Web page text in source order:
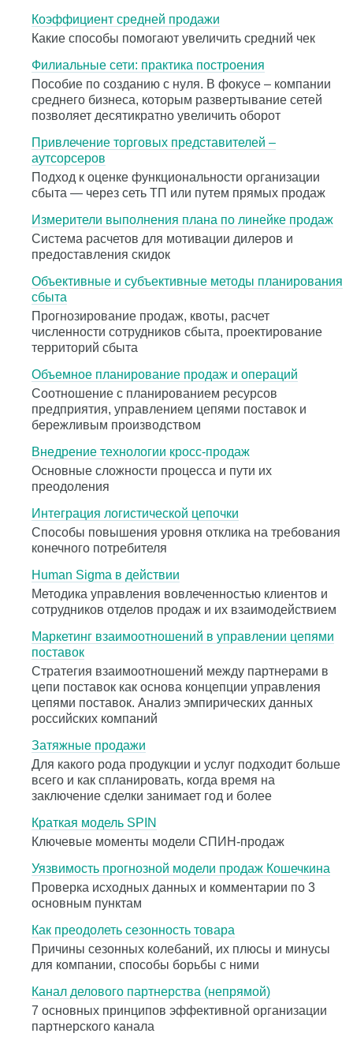
Коэффициент средней продажи
Какие способы помогают увеличить средний чек
Филиальные сети: практика построения
Пособие по созданию с нуля. В фокусе – компании
среднего бизнеса, которым развертывание сетей
позволяет десятикратно увеличить оборот
Привлечение торговых представителей –
аутсорсеров
Подход к оценке функциональности организации
сбыта — через сеть ТП или путем прямых продаж
Измерители выполнения плана по линейке продаж
Система расчетов для мотивации дилеров и
предоставления скидок
Объективные и субъективные методы планирования
сбыта
Прогнозирование продаж, квоты, расчет
численности сотрудников сбыта, проектирование
территорий сбыта
Объемное планирование продаж и операций
Соотношение с планированием ресурсов
предприятия, управлением цепями поставок и
бережливым производством
Внедрение технологии кросс-продаж
Основные сложности процесса и пути их
преодоления
Интеграция логистической цепочки
Способы повышения уровня отклика на требования
конечного потребителя
Human Sigma в действии
Методика управления вовлеченностью клиентов и
сотрудников отделов продаж и их взаимодействием
Маркетинг взаимоотношений в управлении цепями
поставок
Стратегия взаимоотношений между партнерами в
цепи поставок как основа концепции управления
цепями поставок. Анализ эмпирических данных
российских компаний
Затяжные продажи
Для какого рода продукции и услуг подходит больше
всего и как спланировать, когда время на
заключение сделки занимает год и более
Краткая модель SPIN
Ключевые моменты модели СПИН-продаж
Уязвимость прогнозной модели продаж Кошечкина
Проверка исходных данных и комментарии по 3
основным пунктам
Как преодолеть сезонность товара
Причины сезонных колебаний, их плюсы и минусы
для компании, способы борьбы с ними
Канал делового партнерства (непрямой)
7 основных принципов эффективной организации
партнерского канала